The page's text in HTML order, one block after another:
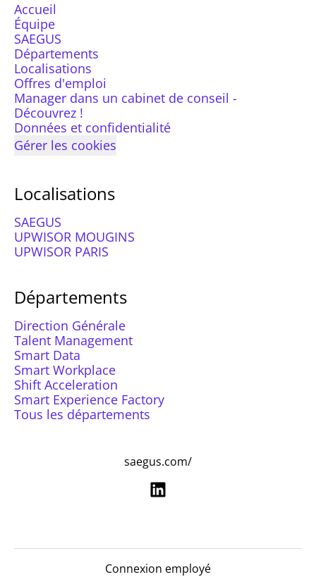
Accueil
Équipe
SAEGUS
Départements
Localisations
Offres d'emploi
Manager dans un cabinet de conseil -
Découvrez !
Données et confidentialité
Gérer les cookies
Localisations
SAEGUS
UPWISOR MOUGINS
UPWISOR PARIS
Départements
Direction Générale
Talent Management
Smart Data
Smart Workplace
Shift Acceleration
Smart Experience Factory
Tous les départements
saegus.com/
Connexion employé